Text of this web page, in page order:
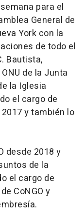
para el
General de
York con la
de todo el
Bautista,
de la Junta
la Iglesia
el cargo de
y también lo
desde 2018 y
de la
el cargo de
CoNGO y